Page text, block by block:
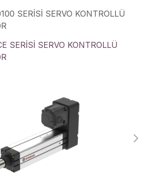
SERİSİ SERVO KONTROLLÜ
SERİSİ SERVO KONTROLLÜ